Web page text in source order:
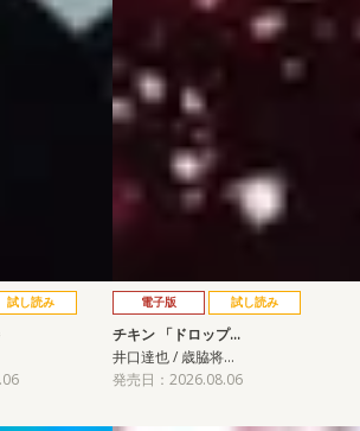
試し読み 電子版 試し読み
チキン 「ドロップ…
井口達也 / 歳脇将…
発売日：2026.08.06